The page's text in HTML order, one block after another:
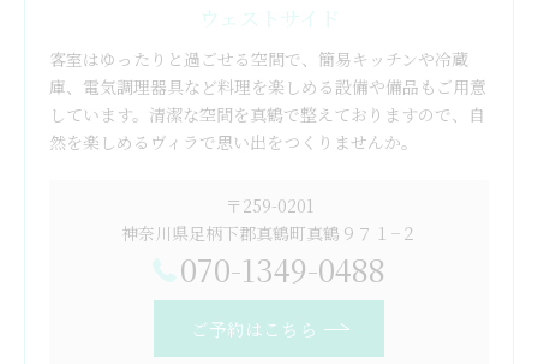
ウェストサイド
客室はゆったりと過ごせる空間で、簡易キッチンや冷蔵
庫、電気調理器具など料理を楽しめる設備や備品もご用意
しています。清潔な空間を真鶴で整えておりますので、自
然を楽しめるヴィラで思い出をつくりませんか。
〒259-0201
神奈川県足柄下郡真鶴町真鶴９７１−２
070-1349-0488
ご予約はこちら